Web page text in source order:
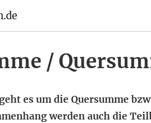
/
es um die Quersumme
werden auch die